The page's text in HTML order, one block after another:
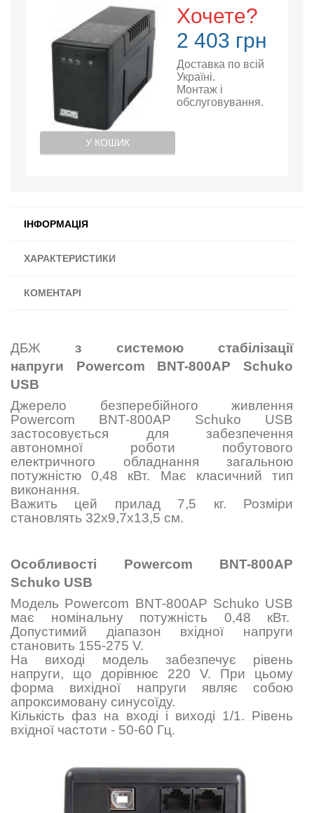
Хочете?
2 403 грн
Доставка по всій
Україні.
Монтаж і
обслуговування.
У КОШИК
ІНФОРМАЦІЯ
ХАРАКТЕРИСТИКИ
КОМЕНТАРІ
ДБЖ з системою стабілізації
напруги Powercom BNT-800AР Schuko
USB
Джерело безперебійного живлення
Powercom BNT-800AР Schuko USB
застосовується для забезпечення
автономної роботи побутового
електричного обладнання загальною
потужністю 0,48 кВт. Має класичний тип
виконання.
Важить цей прилад 7,5 кг. Розміри
становлять 32х9,7х13,5 см.
Особливості Powercom BNT-800AР
Schuko USB
Модель Powercom BNT-800AР Schuko USB
має номінальну потужність 0,48 кВт.
Допустимий діапазон вхідної напруги
становить 155-275 V.
На виході модель забезпечує рівень
напруги, що дорівнює 220 V. При цьому
форма вихідної напруги являє собою
апроксимовану синусоїду.
Кількість фаз на вході і виході 1/1. Рівень
вхідної частоти - 50-60 Гц.